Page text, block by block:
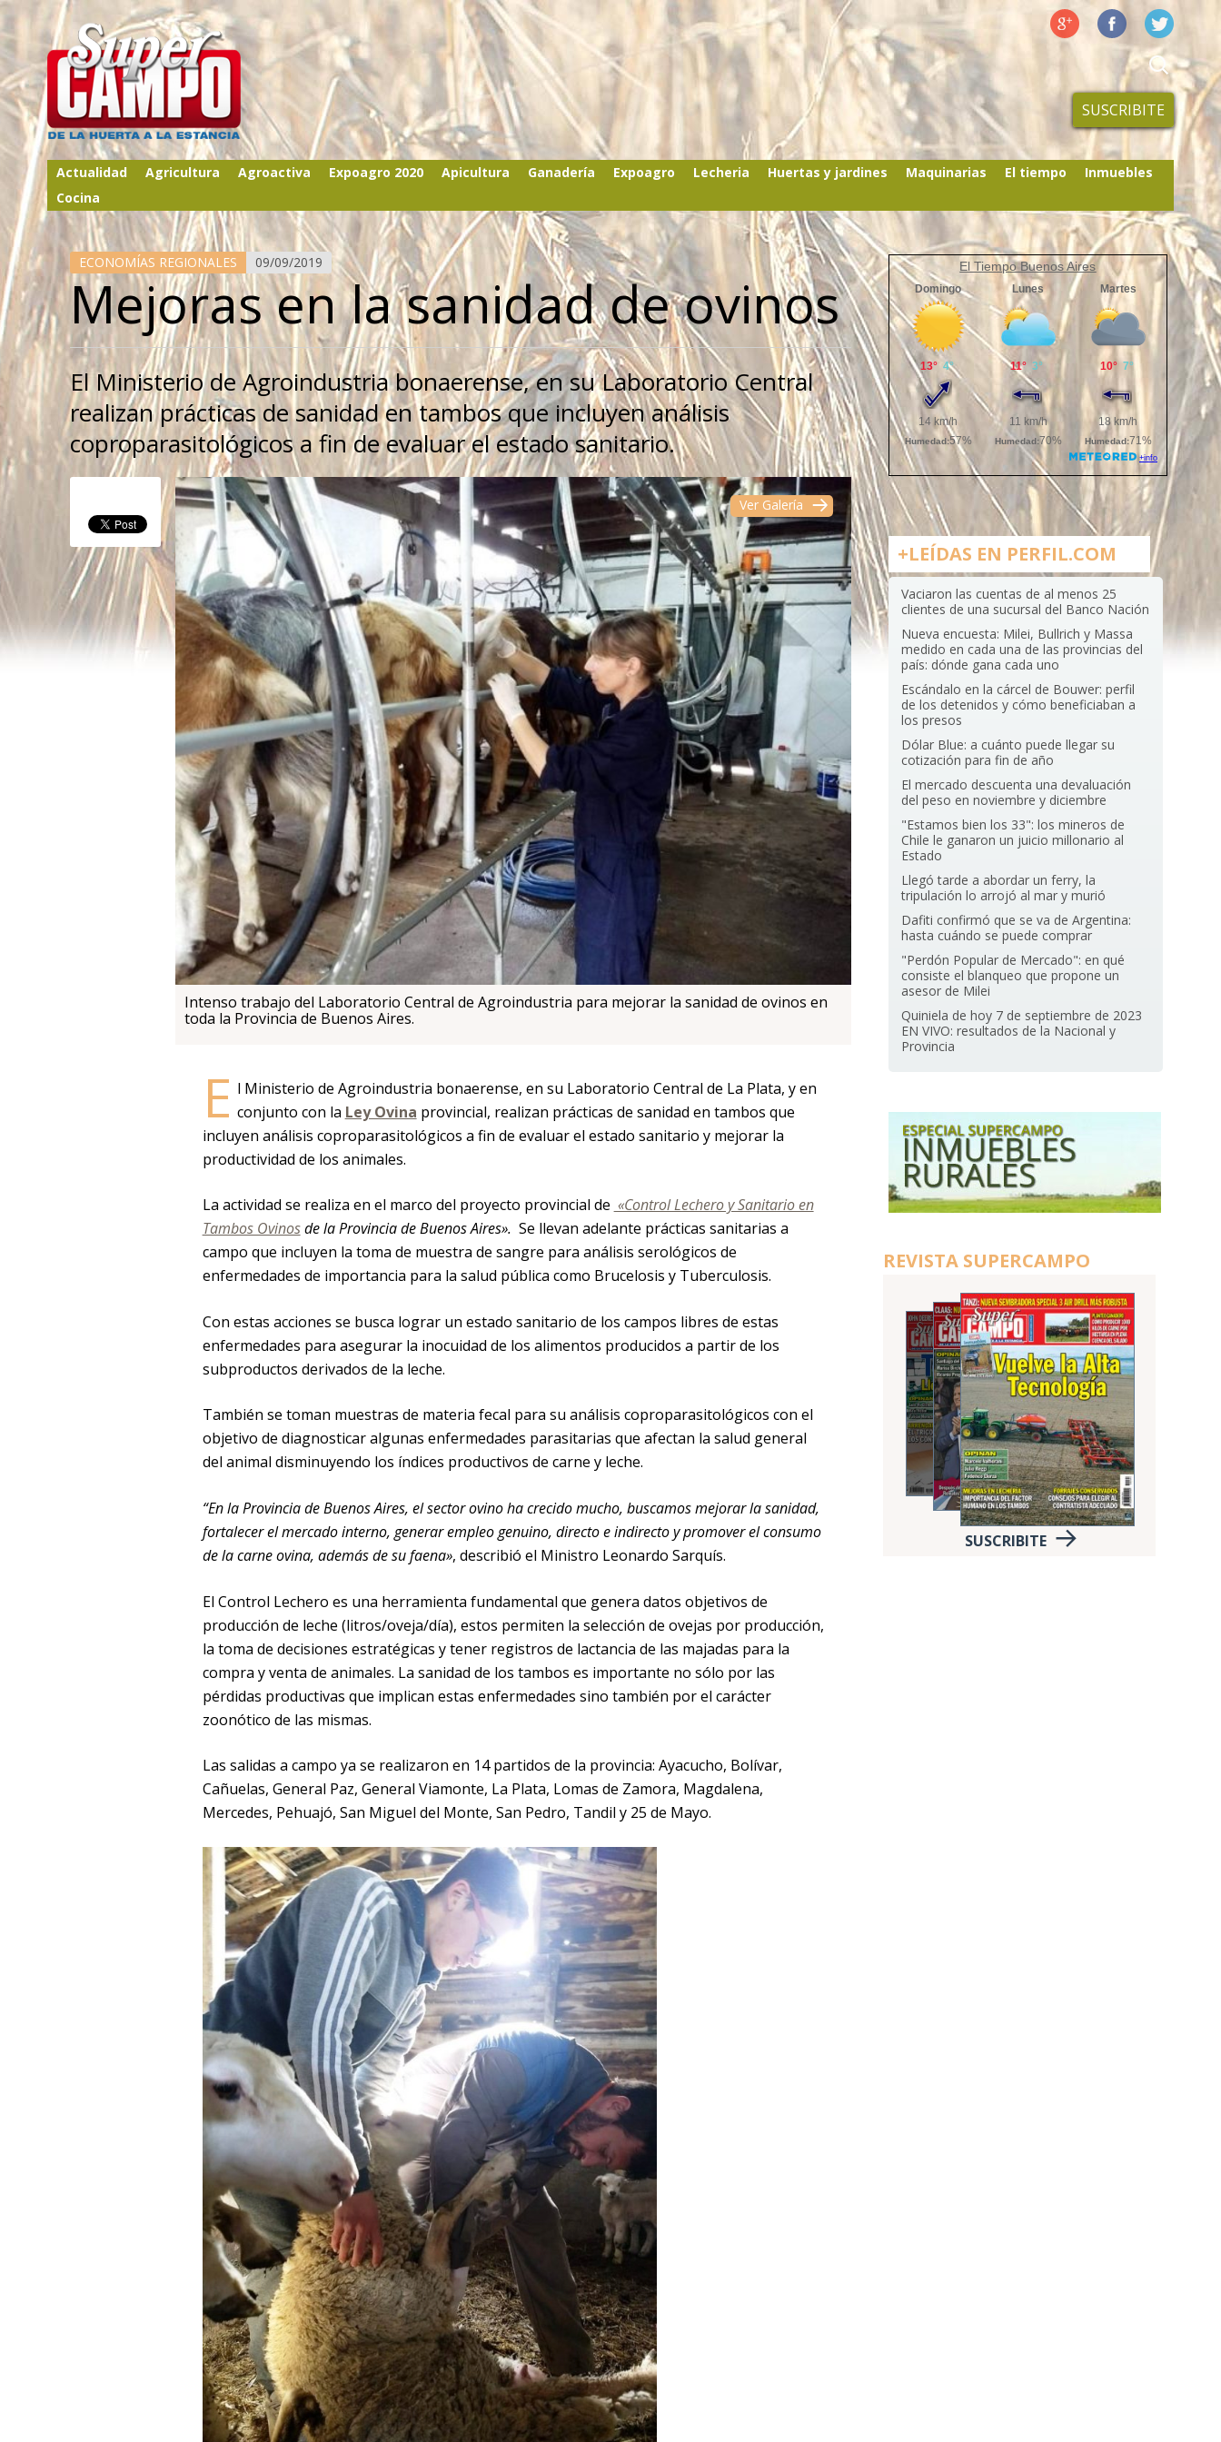
SUSCRIBITE
Actualidad Agricultura Agroactiva Expoagro 2020 Apicultura Ganadería Expoagro Lecheria Huertas y jardines Maquinarias El tiempo
Inmuebles
Cocina
ECONOMÍAS REGIONALES 09/09/2019
Mejoras en la sanidad de ovinos
El Ministerio de Agroindustria bonaerense, en su Laboratorio Central
realizan prácticas de sanidad en tambos que incluyen análisis
coproparasitológicos a fin de evaluar el estado sanitario.
Ver Galería
Intenso trabajo del Laboratorio Central de Agroindustria para mejorar la sanidad de ovinos en
toda la Provincia de Buenos Aires.
E l Ministerio de Agroindustria bonaerense, en su Laboratorio Central de La Plata, y en
conjunto con la Ley Ovina provincial, realizan prácticas de sanidad en tambos que
incluyen análisis coproparasitológicos a fin de evaluar el estado sanitario y mejorar la
productividad de los animales.
La actividad se realiza en el marco del proyecto provincial de «Control Lechero y Sanitario en
Tambos Ovinosde la Provincia de Buenos Aires». Se llevan adelante prácticas sanitarias a
campo que incluyen la toma de muestra de sangre para análisis serológicos de
enfermedades de importancia para la salud pública como Brucelosis y Tuberculosis.
Con estas acciones se busca lograr un estado sanitario de los campos libres de estas
enfermedades para asegurar la inocuidad de los alimentos producidos a partir de los
subproductos derivados de la leche.
También se toman muestras de materia fecal para su análisis coproparasitológicos con el
objetivo de diagnosticar algunas enfermedades parasitarias que afectan la salud general
del animal disminuyendo los índices productivos de carne y leche.
“En la Provincia de Buenos Aires, el sector ovino ha crecido mucho, buscamos mejorar la sanidad,
fortalecer el mercado interno, generar empleo genuino, directo e indirecto y promover el consumo
de la carne ovina, además de su faena», describió el Ministro Leonardo Sarquís.
El Control Lechero es una herramienta fundamental que genera datos objetivos de
producción de leche (litros/oveja/día), estos permiten la selección de ovejas por producción,
la toma de decisiones estratégicas y tener registros de lactancia de las majadas para la
compra y venta de animales. La sanidad de los tambos es importante no sólo por las
pérdidas productivas que implican estas enfermedades sino también por el carácter
zoonótico de las mismas.
Las salidas a campo ya se realizaron en 14 partidos de la provincia: Ayacucho, Bolívar,
Cañuelas, General Paz, General Viamonte, La Plata, Lomas de Zamora, Magdalena,
Mercedes, Pehuajó, San Miguel del Monte, San Pedro, Tandil y 25 de Mayo.
El Tiempo Buenos Aires
+LEÍDAS EN PERFIL.COM
Vaciaron las cuentas de al menos 25
clientes de una sucursal del Banco Nación
Nueva encuesta: Milei, Bullrich y Massa
medido en cada una de las provincias del
país: dónde gana cada uno
Escándalo en la cárcel de Bouwer: perfil
de los detenidos y cómo beneficiaban a
los presos
Dólar Blue: a cuánto puede llegar su
cotización para fin de año
El mercado descuenta una devaluación
del peso en noviembre y diciembre
"Estamos bien los 33": los mineros de
Chile le ganaron un juicio millonario al
Estado
Llegó tarde a abordar un ferry, la
tripulación lo arrojó al mar y murió
Dafiti confirmó que se va de Argentina:
hasta cuándo se puede comprar
"Perdón Popular de Mercado": en qué
consiste el blanqueo que propone un
asesor de Milei
Quiniela de hoy 7 de septiembre de 2023
EN VIVO: resultados de la Nacional y
Provincia
REVISTA SUPERCAMPO
SUSCRIBITE